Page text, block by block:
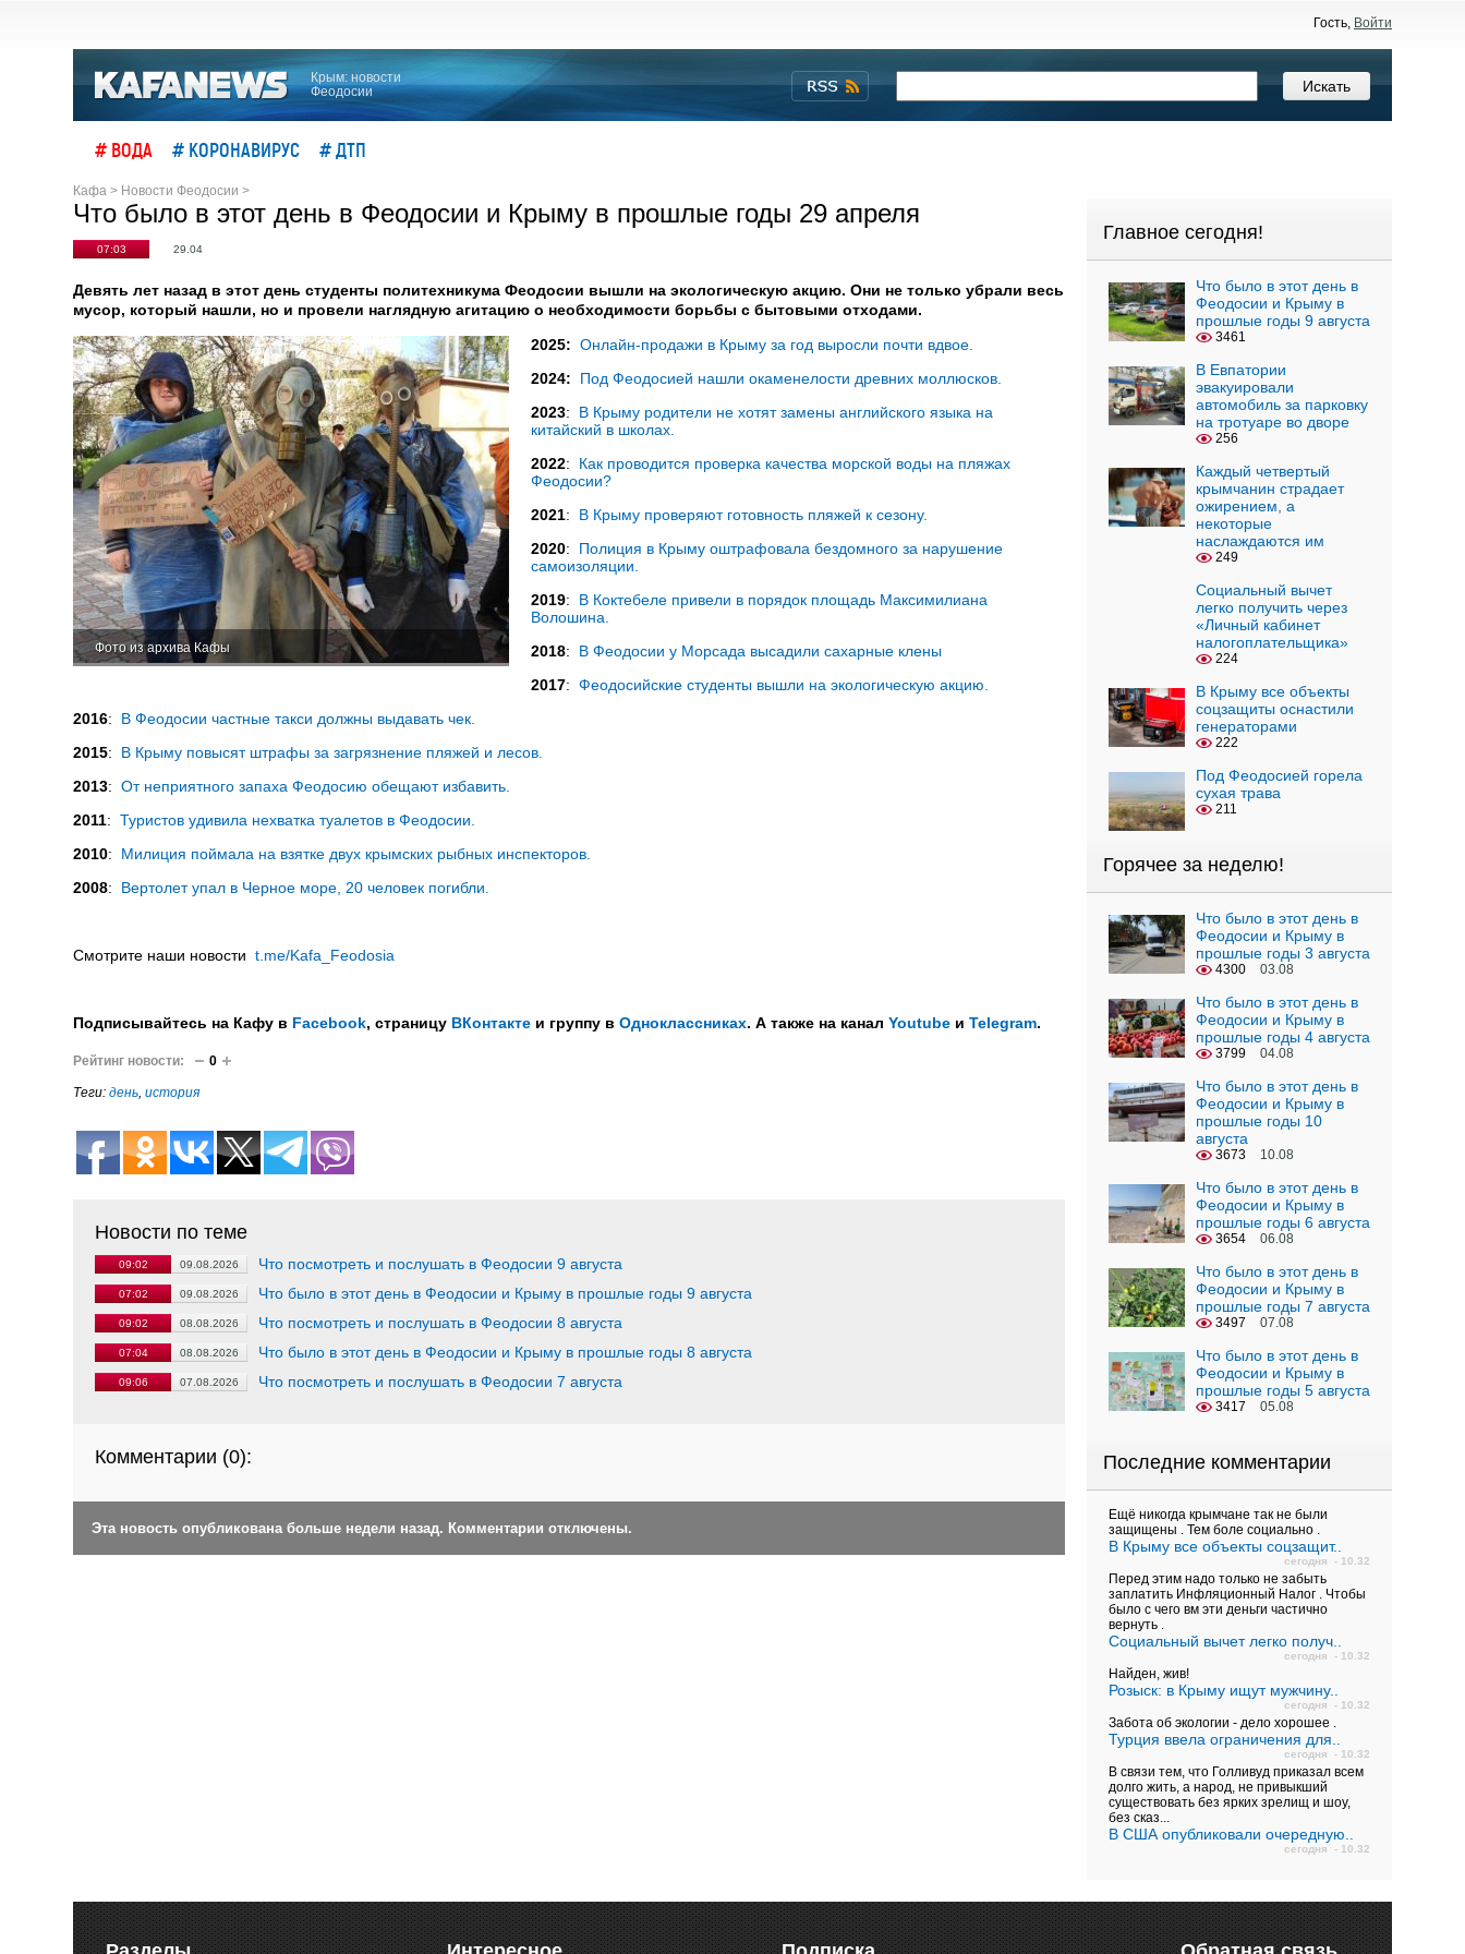
Гость, Войти
Крым: новости
Феодосии
# ВОДА # КОРОНАВИРУС # ДТП
Кафа > Новости Феодосии >
Что было в этот день в Феодосии и Крыму в прошлые годы 29 апреля
07:03 29.04
Девять лет назад в этот день студенты политехникума Феодосии вышли на экологическую акцию. Они не только убрали весь
мусор, который нашли, но и провели наглядную агитацию о необходимости борьбы с бытовыми отходами.
Фото из архива Кафы
2025: Онлайн-продажи в Крыму за год выросли почти вдвое.
2024: Под Феодосией нашли окаменелости древних моллюсков.
2023: В Крыму родители не хотят замены английского языка на
китайский в школах.
2022: Как проводится проверка качества морской воды на пляжах
Феодосии?
2021: В Крыму проверяют готовность пляжей к сезону.
2020: Полиция в Крыму оштрафовала бездомного за нарушение
самоизоляции.
2019: В Коктебеле привели в порядок площадь Максимилиана
Волошина.
2018: В Феодосии у Морсада высадили сахарные клены
2017: Феодосийские студенты вышли на экологическую акцию.
2016: В Феодосии частные такси должны выдавать чек.
2015: В Крыму повысят штрафы за загрязнение пляжей и лесов.
2013: От неприятного запаха Феодосию обещают избавить.
2011: Туристов удивила нехватка туалетов в Феодосии.
2010: Милиция поймала на взятке двух крымских рыбных инспекторов.
2008: Вертолет упал в Черное море, 20 человек погибли.
Смотрите наши новости t.me/Kafa_Feodosia
Подписывайтесь на Кафу в Facebook, страницу ВКонтакте и группу в Одноклассниках. А также на канал Youtube и Telegram.
Рейтинг новости: 0
Теги: день, история
Новости по теме
09:02 09.08.2026 Что посмотреть и послушать в Феодосии 9 августа
07:02 09.08.2026 Что было в этот день в Феодосии и Крыму в прошлые годы 9 августа
09:02 08.08.2026 Что посмотреть и послушать в Феодосии 8 августа
07:04 08.08.2026 Что было в этот день в Феодосии и Крыму в прошлые годы 8 августа
09:06 07.08.2026 Что посмотреть и послушать в Феодосии 7 августа
Комментарии (0):
Эта новость опубликована больше недели назад. Комментарии отключены.
Главное сегодня!
Что было в этот день в
Феодосии и Крыму в
прошлые годы 9 августа
3461
В Евпатории
эвакуировали
автомобиль за парковку
на тротуаре во дворе
256
Каждый четвертый
крымчанин страдает
ожирением, а
некоторые
наслаждаются им
249
Социальный вычет
легко получить через
«Личный кабинет
налогоплательщика»
224
В Крыму все объекты
соцзащиты оснастили
генераторами
222
Под Феодосией горела
сухая трава
211
Горячее за неделю!
Что было в этот день в
Феодосии и Крыму в
прошлые годы 3 августа
4300 03.08
Что было в этот день в
Феодосии и Крыму в
прошлые годы 4 августа
3799 04.08
Что было в этот день в
Феодосии и Крыму в
прошлые годы 10
августа
3673 10.08
Что было в этот день в
Феодосии и Крыму в
прошлые годы 6 августа
3654 06.08
Что было в этот день в
Феодосии и Крыму в
прошлые годы 7 августа
3497 07.08
Что было в этот день в
Феодосии и Крыму в
прошлые годы 5 августа
3417 05.08
Последние комментарии
Ещё никогда крымчане так не были
защищены . Тем боле социально .
В Крыму все объекты соцзащит..
сегодня - 10.32
Перед этим надо только не забыть
заплатить Инфляционный Налог . Чтобы
было с чего вм эти деньги частично
вернуть .
Социальный вычет легко получ..
сегодня - 10.32
Найден, жив!
Розыск: в Крыму ищут мужчину..
сегодня - 10.32
Забота об экологии - дело хорошее .
Турция ввела ограничения для..
сегодня - 10.32
В связи тем, что Голливуд приказал всем
долго жить, а народ, не привыкший
существовать без ярких зрелищ и шоу,
без сказ...
В США опубликовали очередную..
сегодня - 10.32